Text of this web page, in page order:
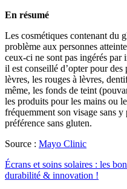
En résumé
Les cosmétiques contenant du
problème aux personnes
ceux-ci ne sont pas ingérés par
il est conseillé d’opter pour
lèvres, les rouges à lèvres,
même, les fonds de teint
les produits pour les mains ou
fréquemment son visage sans
préférence sans gluten.
Source : Mayo Clinic
Écrans et soins solaires : les
durabilité & innovation !